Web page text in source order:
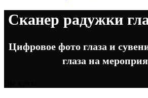
Cканер радужки
Цифровое фото глаза и
глаза на